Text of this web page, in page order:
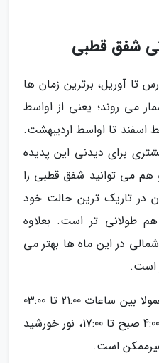
شفق قطبی
تا آوریل، برترین زمان ها
می روند؛ یعنی از اواسط
اسفند تا اواسط اردیبهشت.
برای دیدنی این پدیده
می توانید شفق قطبی را
در تاریک ترین حالت خود
طولانی تر است. بعلاوه
در این ماه ها بهتر می
است.
طبق تحقیقات، شفق قطبی معمولا بین ساعات 21:00 تا 03:00
صبح پدیدار می شود. ساعت 4:00 صبح تا 17:00، نور خورشید
است.